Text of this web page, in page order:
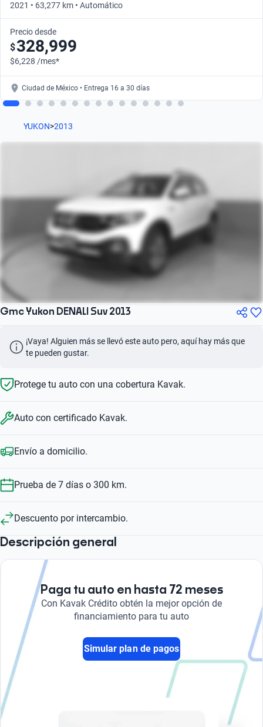
2021 • 63,277 km • Automático
Precio desde
$328,999
$6,228 /mes*
Ciudad de México • Entrega 16 a 30 días
YUKON>2013
Gmc Yukon DENALI Suv 2013
¡Vaya! Alguien más se llevó este auto pero, aquí hay más que
te pueden gustar.
Protege tu auto con una cobertura Kavak.
Auto con certificado Kavak.
Envío a domicilio.
Prueba de 7 días o 300 km.
Descuento por intercambio.
Descripción general
Paga tu auto en hasta 72 meses
Con Kavak Crédito obtén la mejor opción de
financiamiento para tu auto
Simular plan de pagos